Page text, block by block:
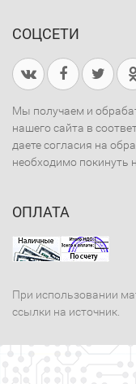
СОЦСЕТИ
Мы получаем и
нашего сайта в
даете согласия на
необходимо покинуть
ОПЛАТА
При использовании
ссылки на источник.